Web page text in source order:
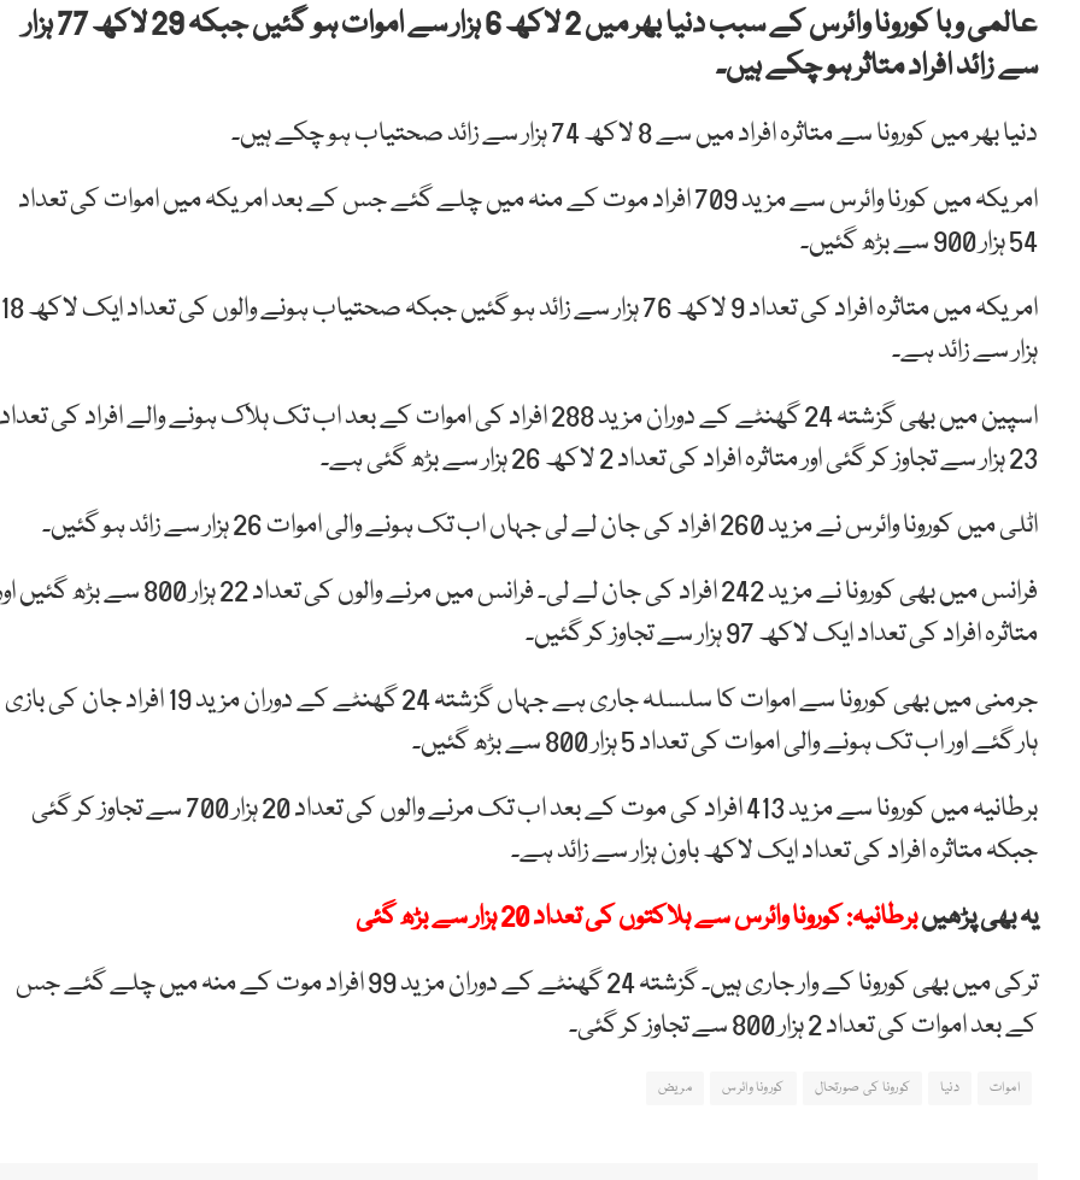
عالمی وبا کورونا وائرس کے سبب دنیا بھر میں 2 لاکھ 6 ہزار سے اموات ہو گئیں جبکہ 29 لاکھ 77 ہزار
سے زائد افراد متاثر ہو چکے ہیں۔
دنیا بھر میں کورونا سے متاثرہ افراد میں سے 8 لاکھ 74 ہزار سے زائد صحتیاب ہو چکے ہیں۔
امریکہ میں کورنا وائرس سے مزید 709 افراد موت کے منہ میں چلے گئے جس کے بعد امریکہ میں اموات کی تعداد
54 ہزار 900 سے بڑھ گئیں۔
امریکہ میں متاثرہ افراد کی تعداد 9 لاکھ 76 ہزار سے زائد ہو گئیں جبکہ صحتیاب ہونے والوں کی تعداد ایک لاکھ 18
ہزار سے زائد ہے۔
اسپین میں بھی گزشتہ 24 گھنٹے کے دوران مزید 288 افراد کی اموات کے بعد اب تک ہلاک ہونے والے افراد کی تعداد
23 ہزار سے تجاوز کر گئی اور متاثرہ افراد کی تعداد 2 لاکھ 26 ہزار سے بڑھ گئی ہے۔
اٹلی میں کورونا وائرس نے مزید 260 افراد کی جان لے لی جہاں اب تک ہونے والی اموات 26 ہزار سے زائد ہو گئیں۔
فرانس میں بھی کورونا نے مزید 242 افراد کی جان لے لی۔ فرانس میں مرنے والوں کی تعداد 22 ہزار 800 سے
متاثرہ افراد کی تعداد ایک لاکھ 97 ہزار سے تجاوز کر گئیں۔
جرمنی میں بھی کورونا سے اموات کا سلسلہ جاری ہے جہاں گزشتہ 24 گھنٹے کے دوران مزید 19 افراد جان کی بازی
ہار گئے اور اب تک ہونے والی اموات کی تعداد 5 ہزار 800 سے بڑھ گئیں۔
برطانیہ میں کورونا سے مزید 413 افراد کی موت کے بعد اب تک مرنے والوں کی تعداد 20 ہزار 700 سے تجاوز کر گئی
جبکہ متاثرہ افراد کی تعداد ایک لاکھ باون ہزار سے زائد ہے۔
یہ بھی پڑھیںبرطانیہ: کورونا وائرس سے ہلاکتوں کی تعداد 20 ہزار سے بڑھ گئی
ترکی میں بھی کورونا کے وار جاری ہیں۔ گزشتہ 24 گھنٹے کے دوران مزید 99 افراد موت کے منہ میں چلے گئے جس
کے بعد اموات کی تعداد 2 ہزار 800 سے تجاوز کر گئی۔
اموات دنیا کورونا کی صورتحال کورونا وائرس مریض